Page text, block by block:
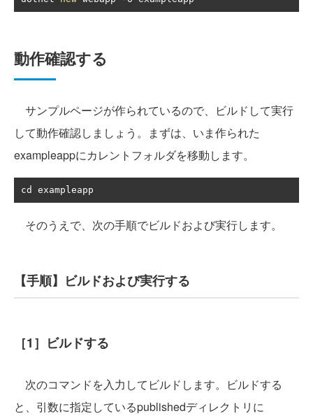
動作確認する
サンプルページが作られているので、ビルドして実行
して動作確認しましょう。まずは、いま作られた
exampleappにカレントフォルダを移動します。
cd exampleapp
そのうえで、次の手順でビルドおよび実行します。
【手順】ビルドおよび実行する
［1］ビルドする
次のコマンドを入力してビルドします。ビルドする
と、引数に指定しているpublishedディレクトリに